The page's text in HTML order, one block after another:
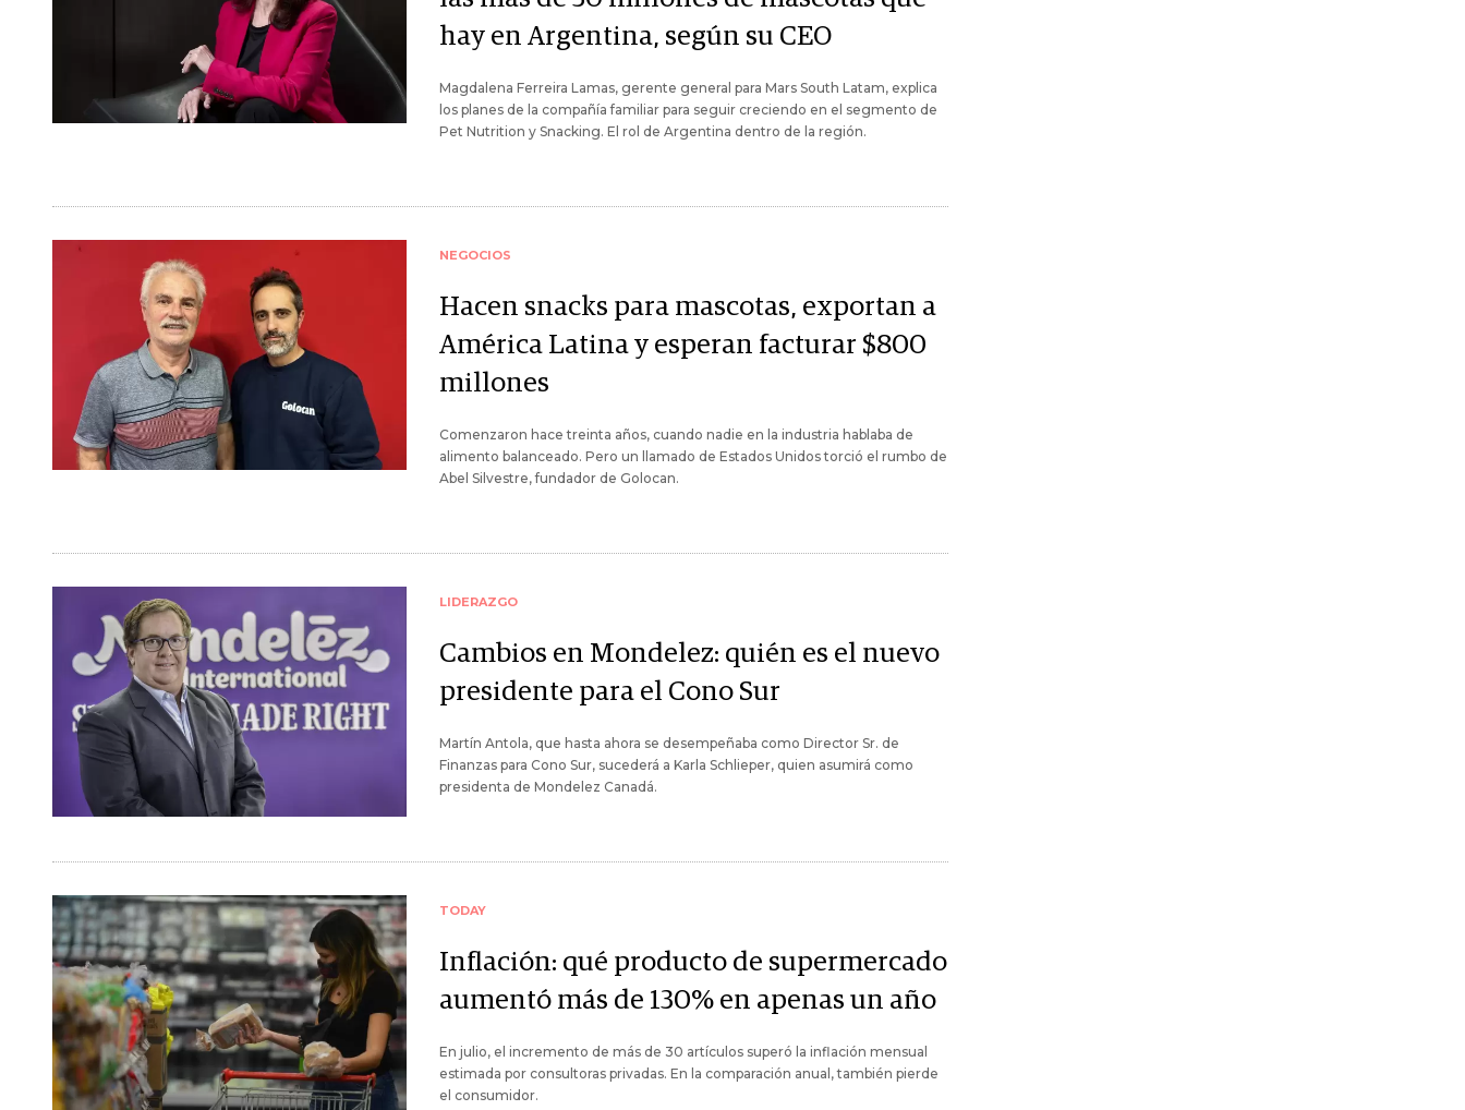
hay en Argentina, según su CEO
Magdalena Ferreira Lamas, gerente general para Mars South Latam, explica
los planes de la compañía familiar para seguir creciendo en el segmento de
Pet Nutrition y Snacking. El rol de Argentina dentro de la región.
NEGOCIOS
Hacen snacks para mascotas, exportan a
América Latina y esperan facturar $800
millones
Comenzaron hace treinta años, cuando nadie en la industria hablaba de
alimento balanceado. Pero un llamado de Estados Unidos torció el rumbo de
Abel Silvestre, fundador de Golocan.
LIDERAZGO
Cambios en Mondelez: quién es el nuevo
presidente para el Cono Sur
Martín Antola, que hasta ahora se desempeñaba como Director Sr. de
Finanzas para Cono Sur, sucederá a Karla Schlieper, quien asumirá como
presidenta de Mondelez Canadá.
TODAY
Inflación: qué producto de supermercado
aumentó más de 130% en apenas un año
En julio, el incremento de más de 30 artículos superó la inflación mensual
estimada por consultoras privadas. En la comparación anual, también pierde
el consumidor.